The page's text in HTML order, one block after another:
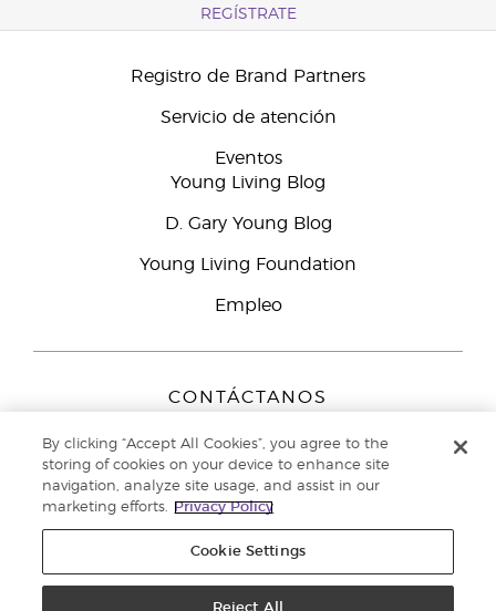
REGÍSTRATE
Registro de Brand Partners
Servicio de atención
Eventos
Young Living Blog
D. Gary Young Blog
Young Living Foundation
Empleo
CONTÁCTANOS
Peizerweg 97
9727 AJ Groningen
Netherlands
Servicio de atención:900-812976
reservados. |Política de privacidad
By clicking “Accept All Cookies”, you agree to the
storing of cookies on your device to enhance site
navigation, analyze site usage, and assist in our
marketing efforts.
Privacy Policy
Cookie Settings